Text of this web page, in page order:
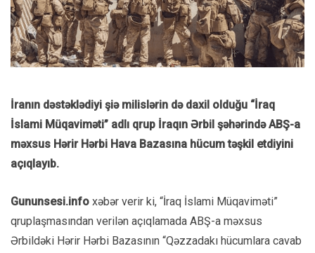
İranın dəstəklədiyi şiə milislərin də daxil olduğu “İraq
İslami Müqaviməti” adlı qrup İraqın Ərbil şəhərində ABŞ-a
məxsus Hərir Hərbi Hava Bazasına hücum təşkil etdiyini
açıqlayıb.
Gununsesi.info xəbər verir ki, “İraq İslami Müqaviməti”
qruplaşmasından verilən açıqlamada ABŞ-a məxsus
Ərbildəki Hərir Hərbi Bazasının “Qəzzadakı hücumlara cavab